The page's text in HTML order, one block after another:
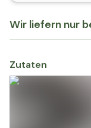
Wir liefern nur
Zutaten